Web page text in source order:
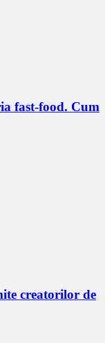
fast-food. Cum
creatorilor de